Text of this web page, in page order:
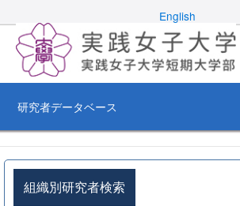
English
研究者データベース
組織別研究者検索